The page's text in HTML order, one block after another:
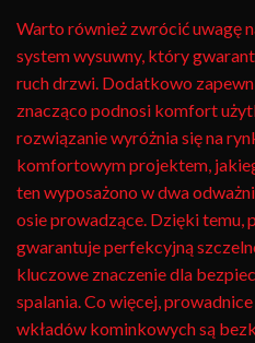
Warto również zwrócić uwagę
system wysuwny, który
ruch drzwi. Dodatkowo
znacząco podnosi komfort
rozwiązanie wyróżnia się na
komfortowym projektem,
ten wyposażono w dwa
osie prowadzące. Dzięki temu,
gwarantuje perfekcyjną
kluczowe znaczenie dla
spalania. Co więcej,
wkładów kominkowych są